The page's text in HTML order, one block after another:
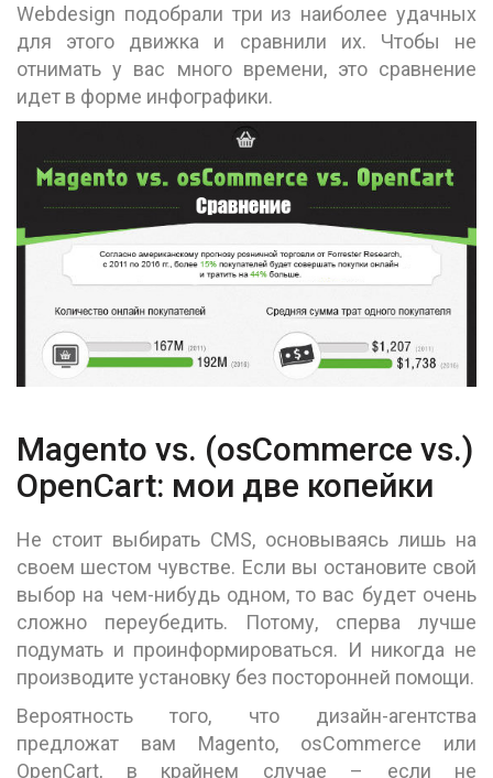
Webdesign подобрали три из наиболее удачных
для этого движка и сравнили их. Чтобы не
отнимать у вас много времени, это сравнение
идет в форме инфографики.
Magento vs. (osCommerce vs.)
OpenCart: мои две копейки
Не стоит выбирать CMS, основываясь лишь на
своем шестом чувстве. Если вы остановите свой
выбор на чем-нибудь одном, то вас будет очень
сложно переубедить. Потому, сперва лучше
подумать и проинформироваться. И никогда не
производите установку без посторонней помощи.
Вероятность того, что дизайн-агентства
предложат вам Magento, osCommerce или
OpenCart, в крайнем случае – если не